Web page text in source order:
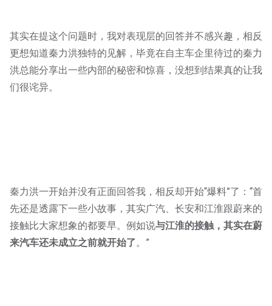
其实在提这个问题时，我对表现层的回答并不感兴趣，相反
更想知道秦力洪独特的见解，毕竟在自主车企里待过的秦力
洪总能分享出一些内部的秘密和惊喜，没想到结果真的让我
们很诧异。
秦力洪一开始并没有正面回答我，相反却开始“爆料”了：“首
先还是透露下一些小故事，其实广汽、长安和江淮跟蔚来的
接触比大家想象的都要早。例如说与江淮的接触，其实在蔚
来汽车还未成立之前就开始了。”